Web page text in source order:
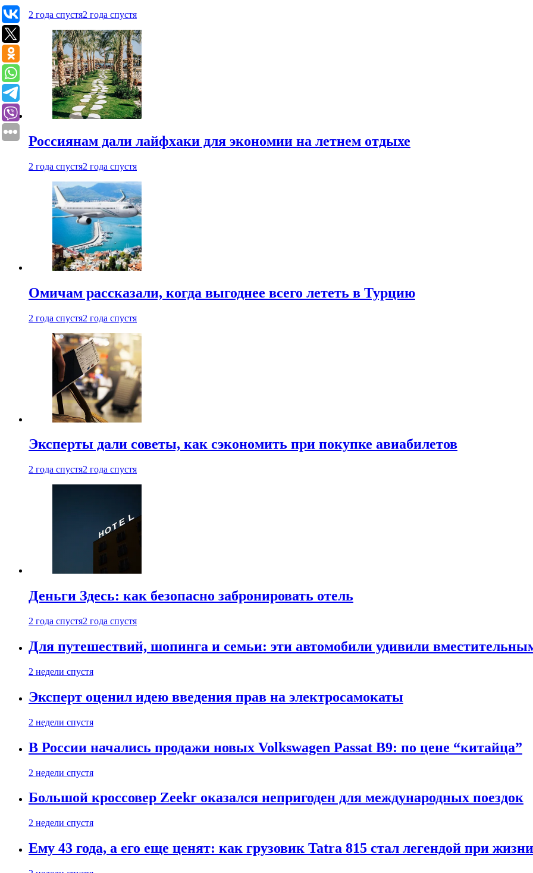
2 года спустя2 года спустя
Россиянам дали лайфхаки для экономии на летнем отдыхе
2 года спустя2 года спустя
Омичам рассказали, когда выгоднее всего лететь в Турцию
2 года спустя2 года спустя
Эксперты дали советы, как сэкономить при покупке авиабилетов
2 года спустя2 года спустя
Деньги Здесь: как безопасно забронировать отель
2 года спустя2 года спустя
Для путешествий, шопинга и семьи: эти автомобили удивили
2 недели спустя
Эксперт оценил идею введения прав на электросамокаты
2 недели спустя
В России начались продажи новых Volkswagen Passat B9: по цене “китайца”
2 недели спустя
Большой кроссовер Zeekr оказался непригоден для международных поездок
2 недели спустя
Ему 43 года, а его еще ценят: как грузовик Tatra 815 стал легендой при жизни